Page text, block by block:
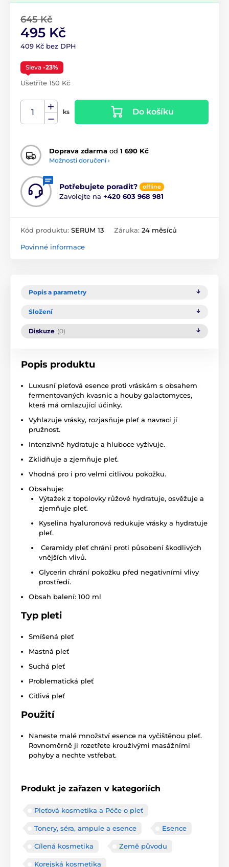
645 Kč
495 Kč
409 Kč bez DPH
Sleva -23%
Ušetříte 150 Kč
ks Do košíku
Doprava zdarma od 1 690 Kč
Možnosti doručení ›
Potřebujete poradit? offline
Zavolejte na +420 603 968 981
Kód produktu: SERUM 13 Záruka: 24 měsíců
Povinné informace
Popis a parametry
Složení
Diskuze (0)
Popis produktu
Luxusní pleťová esence proti vráskám s obsahem
fermentovaných kvasnic a houby galactomyces,
která má omlazující účinky.
Vyhlazuje vrásky, rozjasňuje pleť a navrací jí
pružnost.
Intenzivně hydratuje a hluboce vyživuje.
Zklidňuje a zjemňuje pleť.
Vhodná pro i pro velmi citlivou pokožku.
Obsahuje:
Výtažek z topolovky růžové hydratuje, osvěžuje a
zjemňuje pleť.
Kyselina hyaluronová redukuje vrásky a hydratuje
pleť.
Ceramidy pleť chrání proti působení škodlivých
vnějších vlivů.
Glycerin chrání pokožku před negativními vlivy
prostředí.
Obsah balení: 100 ml
Typ pleti
Smíšená pleť
Mastná pleť
Suchá pleť
Problematická pleť
Citlivá pleť
Použití
Naneste malé množství esence na vyčištěnou pleť.
Rovnoměrně ji rozetřete krouživými masážními
pohyby a nechte vstřebat.
Produkt je zařazen v kategoriích
Pleťová kosmetika a Péče o pleť
Tonery, séra, ampule a esence Esence
Cílená kosmetika Země původu
Korejská kosmetika